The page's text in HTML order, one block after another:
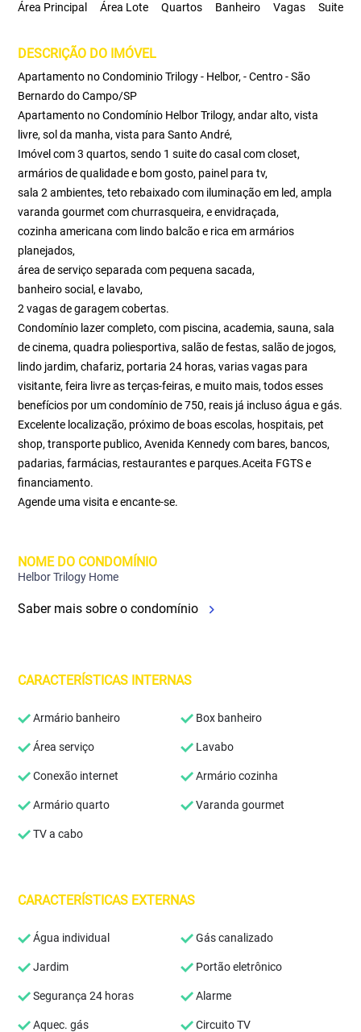
Área Principal
Área Lote
Quartos
Banheiro
Vagas
Suite
DESCRIÇÃO DO IMÓVEL
Apartamento no Condominio Trilogy - Helbor, - Centro - São
Bernardo do Campo/SP
Apartamento no Condomínio Helbor Trilogy, andar alto, vista
livre, sol da manha, vista para Santo André,
Imóvel com 3 quartos, sendo 1 suite do casal com closet,
armários de qualidade e bom gosto, painel para tv,
sala 2 ambientes, teto rebaixado com iluminação em led, ampla
varanda gourmet com churrasqueira, e envidraçada,
cozinha americana com lindo balcão e rica em armários
planejados,
área de serviço separada com pequena sacada,
banheiro social, e lavabo,
2 vagas de garagem cobertas.
Condomínio lazer completo, com piscina, academia, sauna, sala
de cinema, quadra poliesportiva, salão de festas, salão de jogos,
lindo jardim, chafariz, portaria 24 horas, varias vagas para
visitante, feira livre as terças-feiras, e muito mais, todos esses
benefícios por um condomínio de 750, reais já incluso água e gás.
Excelente localização, próximo de boas escolas, hospitais, pet
shop, transporte publico, Avenida Kennedy com bares, bancos,
padarias, farmácias, restaurantes e parques.Aceita FGTS e
financiamento.
Agende uma visita e encante-se.
NOME DO CONDOMÍNIO
Helbor Trilogy Home
Saber mais sobre o condomínio
CARACTERÍSTICAS INTERNAS
Armário banheiro Box banheiro
Área serviço Lavabo
Conexão internet Armário cozinha
Armário quarto Varanda gourmet
TV a cabo
CARACTERÍSTICAS EXTERNAS
Água individual Gás canalizado
Jardim Portão eletrônico
Segurança 24 horas Alarme
Aquec. gás Circuito TV